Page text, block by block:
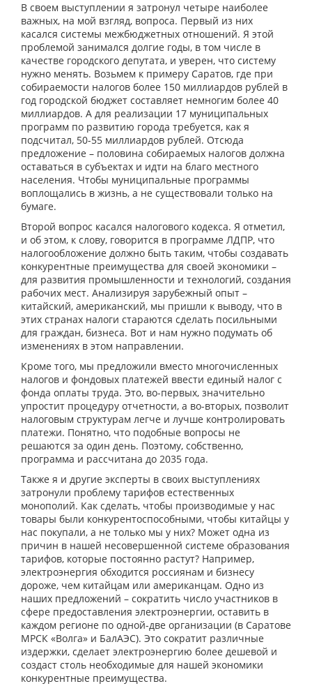
В своем выступлении я затронул четыре наиболее
важных, на мой взгляд, вопроса. Первый из них
касался системы межбюджетных отношений. Я этой
проблемой занимался долгие годы, в том числе в
качестве городского депутата, и уверен, что систему
нужно менять. Возьмем к примеру Саратов, где при
собираемости налогов более 150 миллиардов рублей в
год городской бюджет составляет немногим более 40
миллиардов. А для реализации 17 муниципальных
программ по развитию города требуется, как я
подсчитал, 50-55 миллиардов рублей. Отсюда
предложение – половина собираемых налогов должна
оставаться в субъектах и идти на благо местного
населения. Чтобы муниципальные программы
воплощались в жизнь, а не существовали только на
бумаге.
Второй вопрос касался налогового кодекса. Я отметил,
и об этом, к слову, говорится в программе ЛДПР, что
налогообложение должно быть таким, чтобы создавать
конкурентные преимущества для своей экономики –
для развития промышленности и технологий, создания
рабочих мест. Анализируя зарубежный опыт –
китайский, американский, мы пришли к выводу, что в
этих странах налоги стараются сделать посильными
для граждан, бизнеса. Вот и нам нужно подумать об
изменениях в этом направлении.
Кроме того, мы предложили вместо многочисленных
налогов и фондовых платежей ввести единый налог с
фонда оплаты труда. Это, во-первых, значительно
упростит процедуру отчетности, а во-вторых, позволит
налоговым структурам легче и лучше контролировать
платежи. Понятно, что подобные вопросы не
решаются за один день. Поэтому, собственно,
программа и рассчитана до 2035 года.
Также я и другие эксперты в своих выступлениях
затронули проблему тарифов естественных
монополий. Как сделать, чтобы производимые у нас
товары были конкурентоспособными, чтобы китайцы у
нас покупали, а не только мы у них? Может одна из
причин в нашей несовершенной системе образования
тарифов, которые постоянно растут? Например,
электроэнергия обходится россиянам и бизнесу
дороже, чем китайцам или американцам. Одно из
наших предложений – сократить число участников в
сфере предоставления электроэнергии, оставить в
каждом регионе по одной-две организации (в Саратове
МРСК «Волга» и БалАЭС). Это сократит различные
издержки, сделает электроэнергию более дешевой и
создаст столь необходимые для нашей экономики
конкурентные преимущества.